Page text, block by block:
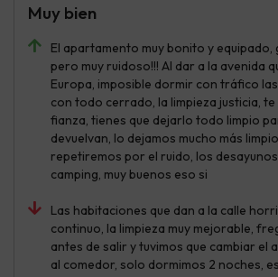
El apartamento muy bonito y
pero muy ruidoso!!! Al dar a la avenida
Europa, imposible dormir con tráfico
con todo cerrado, la limpieza justicia,
fianza, tienes que dejarlo todo limpio
devuelvan, lo dejamos mucho más
repetiremos por el ruido, los
camping, muy buenos eso si
Las habitaciones que dan a la calle
continuo, la limpieza muy mejorable,
antes de salir y tuvimos que cambiar el
al comedor, solo dormimos 2 noches,
Muy bien